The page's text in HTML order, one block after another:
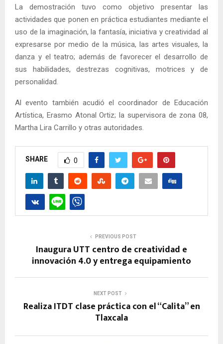
La demostración tuvo como objetivo presentar las
actividades que ponen en práctica estudiantes mediante el
uso de la imaginación, la fantasía, iniciativa y creatividad al
expresarse por medio de la música, las artes visuales, la
danza y el teatro; además de favorecer el desarrollo de
sus habilidades, destrezas cognitivas, motrices y de
personalidad.
Al evento también acudió el coordinador de Educación
Artística, Erasmo Atonal Ortiz; la supervisora de zona 08,
Martha Lira Carrillo y otras autoridades.
SHARE 0
PREVIOUS POST
Inaugura UTT centro de creatividad e
innovación 4.0 y entrega equipamiento
NEXT POST
Realiza ITDT clase práctica con el “Calita” en
Tlaxcala